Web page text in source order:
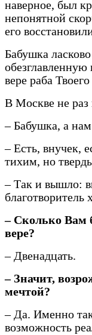
наверное, был
непонятной
его
Бабушка
вере раба
В Москве не раз
– Бабушка, а нам
– Есть, внучек,
тихим, но
– Так и вышло:
– Сколько Вам
вере?
– Двенадцать.
– Значит,
мечтой?
– Да. Именно
возможность